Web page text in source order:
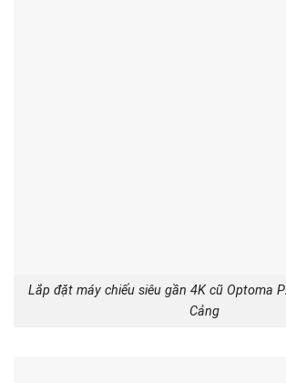
Lắp đặt máy chiếu siêu gần 4K cũ Optoma
Cảng